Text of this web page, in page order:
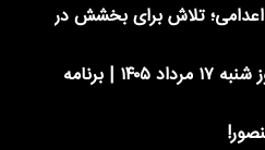
تلاش برای بخشش در
جدول قطعی برق البرز و کرج روز شنبه ۱۷ مرداد ۱۴۰۵ | برنامه